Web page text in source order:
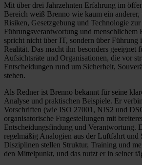
Mit über drei Jahrzehnten Erfahrung im
Bereich weiß Brenno wie kaum ein
Risiken, Gesetzgebung und Technologie zur
Führungsverantwortung und menschlichem
spricht nicht über IT, sondern über Führung
Realität. Das macht ihn besonders geeignet
Aufsichtsräte und Organisationen, die vor
Entscheidungen rund um Sicherheit,
stehen.
Als Redner ist Brenno bekannt für seine
Analyse und praktischen Beispiele. Er
Vorschriften (wie ISO 27001, NIS2 und
organisatorische Fragestellungen mit
Entscheidungsfindung und Verantwortung.
regelmäßig Analogien aus der Luftfahrt und
Disziplinen stellen Struktur, Training und
den Mittelpunkt, und das nutzt er in seiner